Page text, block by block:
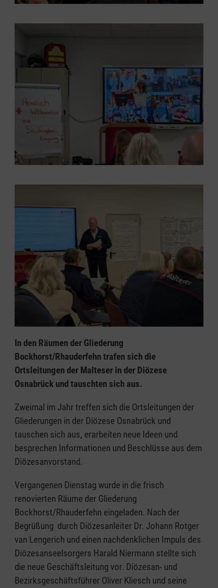
In den Räumen der Gliederung
Bockhorst/Rhauderfehn trafen sich die
Ortsleitungen der Malteser in der Diözese
Osnabrück und tauschten sich aus.
Zweimal im Jahr treffen sich die Ortsleitungen der
Gliederungen in der Diözese Osnabrück und
tauschen sich aus, erarbeiten neue Ideen und
besprechen Informationen und Beschlüsse aus dem
Diözesanvorstand.
Vergangenen Dienstag wurde in die frisch
renovierten Räume der Gliederung
Bockhorst/Rhauderfehn eingeladen. Nach der
Begrüßung durch Diözesanleiter Dr. Johann Rotger
van Lengerich und einen nachdenklichen Impuls des
Diözesanseelsorgers Harald Niermann stellte sich
die neue Geschäftsleitung vor. Diözesan- und
Bezirksgeschäftsführer Oliver Kliesch und seine